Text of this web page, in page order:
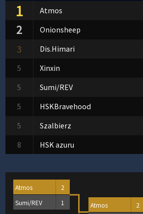
1 Atmos
2 Onionsheep
3
Dis.Himari
5
Xinxin
5
Sumi/REV
5
HSKBravehood
5
Szalbierz
8
HSK azuru
Atmos
2
Sumi/REV
1
Atmos
2